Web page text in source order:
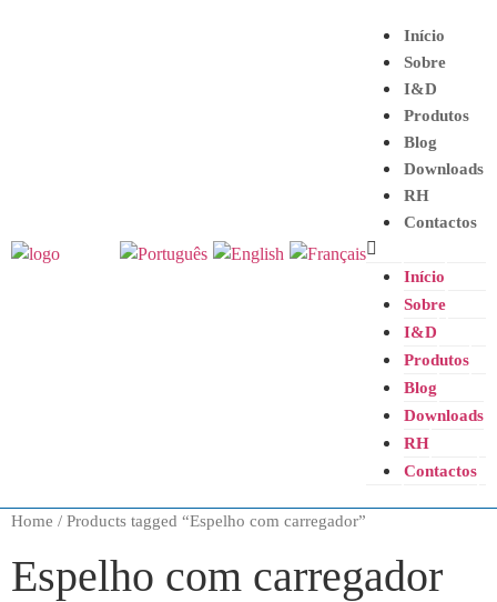
Início
Sobre
I&D
Produtos
Blog
Downloads
RH
Contactos
Início
Sobre
I&D
Produtos
Blog
Downloads
RH
Contactos
Home / Products tagged “Espelho com carregador”
Espelho com carregador